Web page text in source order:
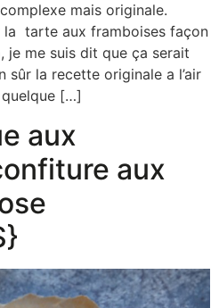
mais originale.
la tarte aux framboises façon
je me suis dit que ça serait
sûr la recette originale a l’air
[…]
aux
aux